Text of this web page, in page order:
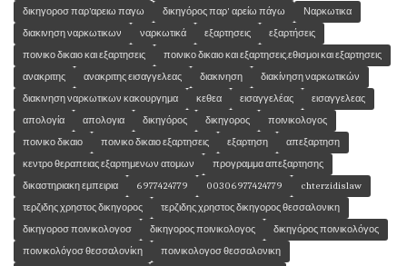
δικηγοροσ παρ’αρειω παγω
δικηγόρος παρ' αρείω πάγω
Ναρκωτικα
διακινηση ναρκωτικων
ναρκωτικά εξαρτησεις
εξαρτήσεις
ποινικο δικαιο και εξαρτησεις
ποινικο δικαιο και εξαρτησεις.εθισμοι και εξαρτησεις
ανακριτης
ανακριτης εισαγγελεας διακινηση
διακίνηση ναρκωτικών
διακινηση ναρκωτικων κακουργημα
κεθεα εισαγγελέας
εισαγγελεας
απολογία
απολογια δικηγόρος δικηγορος
ποινικολογος
ποινικο δικαιο
ποινικο δικαιο εξαρτησεις εξαρτηση
απεξαρτηση
κεντρο θεραπειας εξαρτημενων ατομων
προγραμμα απεξαρτησης
δικαστηριακη εμπειρια
6977424779 00306977424779
chterzidislaw
τερζιδης χρηστος δικηγορος
τερζιδης χρηστος δικηγορος θεσσαλονικη
δικηγοροσ ποινικολογοσ
δικηγορος ποινικολογος
δικηγόρος ποινικολόγος
ποινικολόγοσ θεσσαλονίκη
ποινικολογοσ θεσσαλονικη